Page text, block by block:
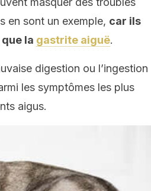
en sont un exemple, car ils
la gastrite aiguë.
digestion ou l’ingestion
les symptômes les plus
aigus.